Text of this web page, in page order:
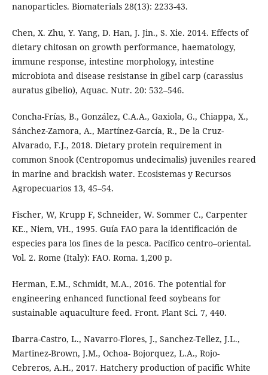
nanoparticles. Biomaterials 28(13): 2233-43.
Chen, X. Zhu, Y. Yang, D. Han, J. Jin., S. Xie. 2014. Effects of
dietary chitosan on growth performance, haematology,
immune response, intestine morphology, intestine
microbiota and disease resistanse in gibel carp (carassius
auratus gibelio), Aquac. Nutr. 20: 532–546.
Concha-Frías, B., González, C.A.A., Gaxiola, G., Chiappa, X.,
Sánchez-Zamora, A., Martínez-García, R., De la Cruz-
Alvarado, F.J., 2018. Dietary protein requirement in
common Snook (Centropomus undecimalis) juveniles reared
in marine and brackish water. Ecosistemas y Recursos
Agropecuarios 13, 45–54.
Fischer, W, Krupp F, Schneider, W. Sommer C., Carpenter
KE., Niem, VH., 1995. Guía FAO para la identificación de
especies para los fines de la pesca. Pacífico centro–oriental.
Vol. 2. Rome (Italy): FAO. Roma. 1,200 p.
Herman, E.M., Schmidt, M.A., 2016. The potential for
engineering enhanced functional feed soybeans for
sustainable aquaculture feed. Front. Plant Sci. 7, 440.
Ibarra-Castro, L., Navarro-Flores, J., Sanchez-Tellez, J.L.,
Martinez-Brown, J.M., Ochoa- Bojorquez, L.A., Rojo-
Cebreros, A.H., 2017. Hatchery production of pacific White